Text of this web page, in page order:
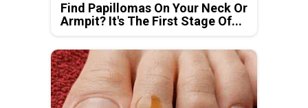
Find Papillomas On Your Neck Or
Armpit? It's The First Stage Of...